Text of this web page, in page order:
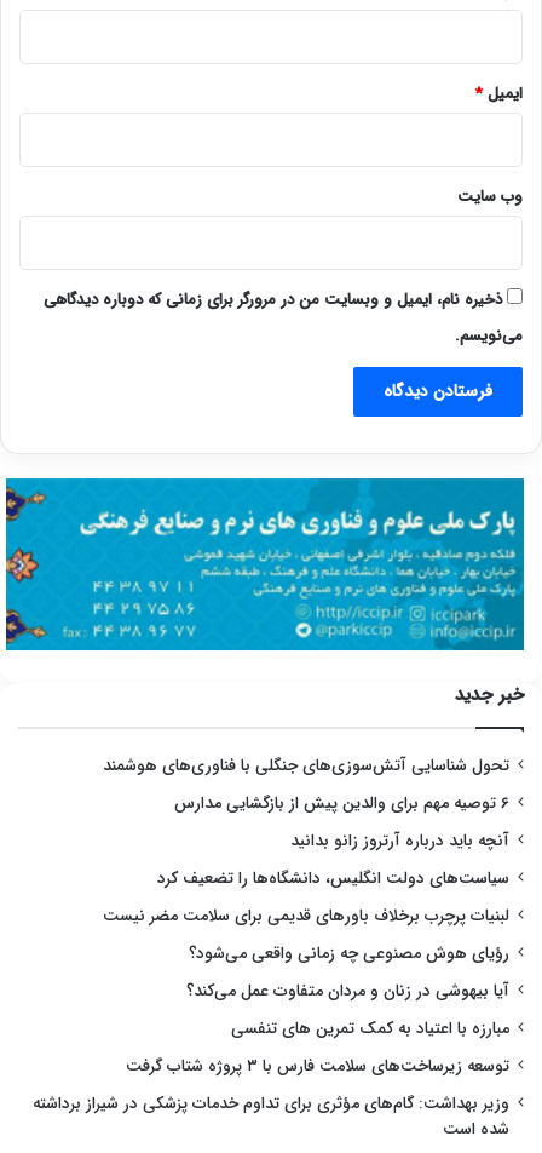
ایمیل*
وب‌ سایت
ذخیره نام، ایمیل و وبسایت من در مرورگر برای زمانی که دوباره دیدگاهی
می‌نویسم.
خبر جدید
تحول شناسایی آتش‌سوزی‌های جنگلی با فناوری‌های هوشمند
۶ توصیه مهم برای والدین پیش از بازگشایی مدارس
آنچه باید درباره آرتروز زانو بدانید
سیاست‌های دولت انگلیس، دانشگاه‌ها را تضعیف کرد
لبنیات پرچرب برخلاف باورهای قدیمی برای سلامت مضر نیست
رؤیای هوش مصنوعی چه زمانی واقعی می‌شود؟
آیا بیهوشی در زنان و مردان متفاوت عمل می‌کند؟
مبارزه با اعتیاد به کمک تمرین های تنفسی
توسعه زیرساخت‌های سلامت فارس با ۳ پروژه شتاب گرفت
وزیر بهداشت: گام‌های مؤثری برای تداوم خدمات پزشکی در شیراز برداشته
شده است